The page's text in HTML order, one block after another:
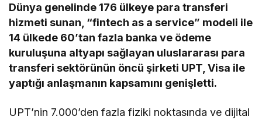
Dünya genelinde 176 ülkeye para transferi
hizmeti sunan, “fintech as a service” modeli ile
14 ülkede 60’tan fazla banka ve ödeme
kuruluşuna altyapı sağlayan uluslararası para
transferi sektörünün öncü şirketi UPT, Visa ile
yaptığı anlaşmanın kapsamını genişletti.
UPT’nin 7.000’den fazla fiziki noktasında ve dijital